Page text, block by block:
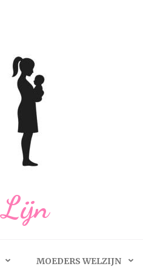
MOEDERS WELZIJN